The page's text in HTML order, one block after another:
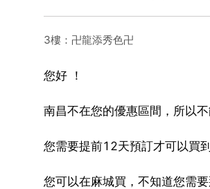
3樓：卍龍添秀色卍
您好 ！
南昌不在您的優惠區間，所以不
您需要提前12天預訂才可以買
您可以在麻城買，不知道您需